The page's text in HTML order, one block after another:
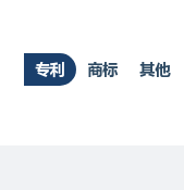
专利 商标 其他